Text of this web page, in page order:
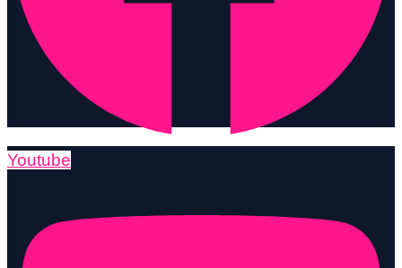
Youtube